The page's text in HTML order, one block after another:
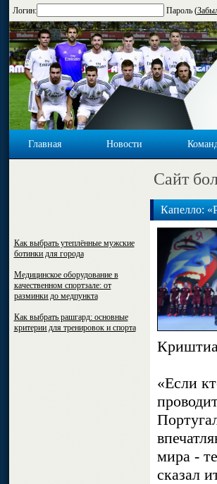
Логин: Пароль (
Главная Новости
Cайт
Как выбрать утеплённые мужские
ботинки для города
Медицинское оборудование в
качественном спортзале: от
разминки до медпункта
Как выбрать рашгард: основные
критерии для тренировок и спорта
Капелло:
«Если
мира -
сказал